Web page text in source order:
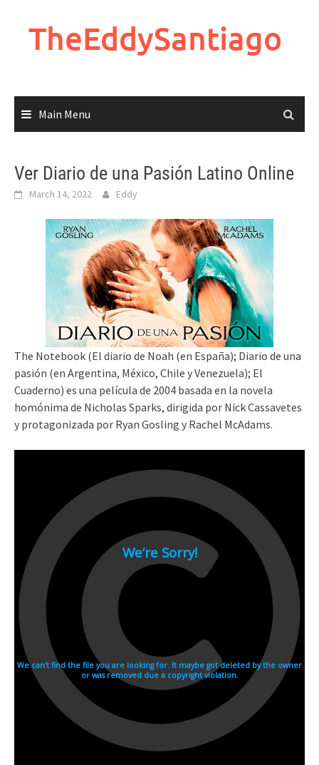
TheEddySantiago
Main Menu
Ver Diario de una Pasión Latino Online
March 14, 2022 Eddy
The Notebook (El diario de Noah (en España); Diario de una
pasión (en Argentina, México, Chile y Venezuela); El
Cuaderno) es una película de 2004 basada en la novela
homónima de Nicholas Sparks, dirigida por Nick Cassavetes
y protagonizada por Ryan Gosling y Rachel McAdams.